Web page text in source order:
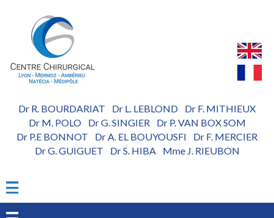
Dr R. BOURDARIAT Dr L. LEBLOND
Dr F. MITHIEUX
Dr M. POLO- Dr G. SINGIER- Dr P. VAN BOX SOM
Dr P.E BONNOT
Dr A. EL BOUYOUSFI
Dr F. MERCIER
Dr G. GUIGUET
Dr S. HIBA- Mme J. RIEUBON